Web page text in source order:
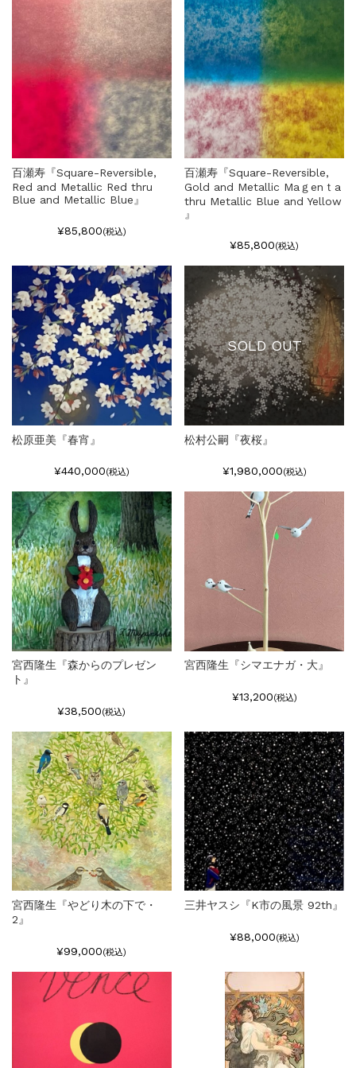
百瀬寿『Square-Reversible,
Red and Metallic Red thru
Blue and Metallic Blue』
¥85,800(税込)
百瀬寿『Square-Reversible,
Gold and Metallic Maｇenｔa
thru Metallic Blue and Yellow
』
¥85,800(税込)
松原亜美『春宵』
¥440,000(税込)
SOLD OUT
松村公嗣『夜桜』
¥1,980,000(税込)
宮西隆生『森からのプレゼン
ト』
¥38,500(税込)
宮西隆生『シマエナガ・大』
¥13,200(税込)
宮西隆生『やどり木の下で・
2』
¥99,000(税込)
三井ヤスシ『K市の風景 92th』
¥88,000(税込)